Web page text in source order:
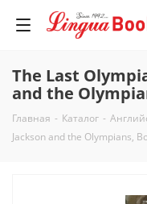
The Last
and the
Главная - Каталог -
Jackson and the Olympians,